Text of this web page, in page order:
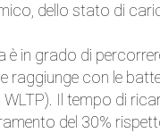
dello stato di
è in grado di
raggiunge con le
Il tempo di
del 30%